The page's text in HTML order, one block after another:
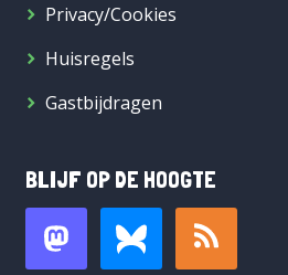
Privacy/Cookies
Huisregels
Gastbijdragen
BLIJF OP DE HOOGTE